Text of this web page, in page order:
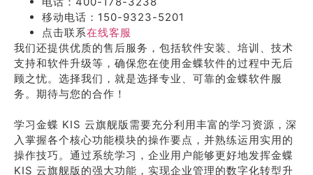
移动电话：150-9323-5201
点击联系在线客服
我们还提供优质的售后服务，包括软件安装、培训、技术
支持和软件升级等，确保您在使用金蝶软件的过程中无后
顾之忧。选择我们，就是选择专业、可靠的金蝶软件服
务。期待与您的合作！
学习金蝶 KIS 云旗舰版需要充分利用丰富的学习资源，深
入掌握各个核心功能模块的操作要点，并熟练运用实用的
操作技巧。通过系统学习，企业用户能够更好地发挥金蝶
KIS 云旗舰版的强大功能，实现企业管理的数字化转型升